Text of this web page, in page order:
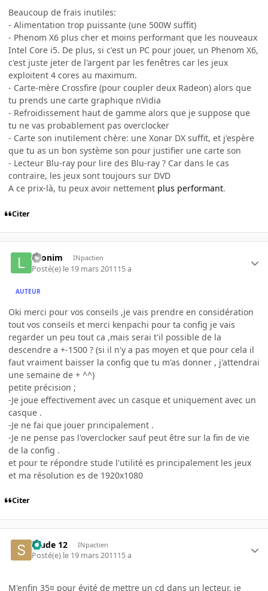
Beaucoup de frais inutiles:
- Alimentation trop puissante (une 500W suffit)
- Phenom X6 plus cher et moins performant que les nouveaux
Intel Core i5. De plus, si c'est un PC pour jouer, un Phenom X6,
c'est juste jeter de l'argent par les fenêtres car les jeux
exploitent 4 cores au maximum.
- Carte-mère Crossfire (pour coupler deux Radeon) alors que
tu prends une carte graphique nVidia
- Refroidissement haut de gamme alors que je suppose que
tu ne vas probablement pas overclocker
- Carte son inutilement chère: une Xonar DX suffit, et j'espère
que tu as un bon système son pour justifier une carte son
- Lecteur Blu-ray pour lire des Blu-ray ? Car dans le cas
contraire, les jeux sont toujours sur DVD
A ce prix-là, tu peux avoir nettement plus performant.
Citer
Leonim INpactien
Posté(e) le 19 mars 201115 a
AUTEUR
Oki merci pour vos conseils ,je vais prendre en considération
tout vos conseils et merci kenpachi pour ta config je vais
regarder un peu tout ca ,mais serai t'il possible de la
descendre a +-1500 ? (si il n'y a pas moyen et que pour cela il
faut vraiment baisser la config que tu m'as donner , j'attendrai
une semaine de + ^^)
petite précision ;
-Je joue effectivement avec un casque et uniquement avec un
casque .
-Je ne fai que jouer principalement .
-Je ne pense pas l'overclocker sauf peut être sur la fin de vie
de la config .
et pour te répondre stude l'utilité es principalement les jeux
et ma résolution es de 1920x1080
Citer
Stude 12 INpactien
Posté(e) le 19 mars 201115 a
M'enfin 35¤ pour évité de mettre un cd dans un lecteur, je